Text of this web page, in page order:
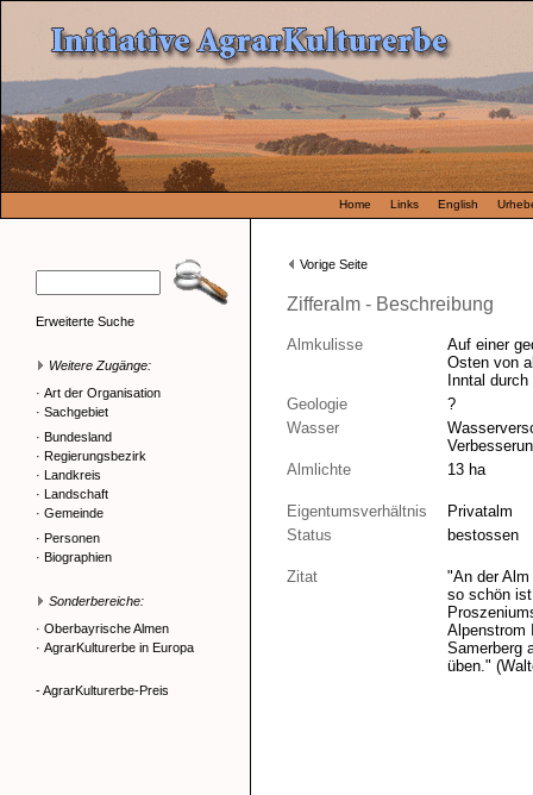
Home Links English
Erweiterte Suche
Weitere Zugänge:
· Art der Organisation
· Sachgebiet
· Bundesland
· Regierungsbezirk
· Landkreis
· Landschaft
· Gemeinde
· Personen
· Biographien
Sonderbereiche:
· Oberbayrische Almen
· AgrarKulturerbe in Europa
- AgrarKulturerbe-Preis
Vorige Seite
Zifferalm - Beschreibung
Almkulisse
Auf einer
Osten von
Inntal
Geologie
?
Wasser
Almlichte
13 ha
Eigentumsverhältnis
Privatalm
Status
bestossen
Zitat
"An der
so schön
Alpenstrom
Samerberg
üben."